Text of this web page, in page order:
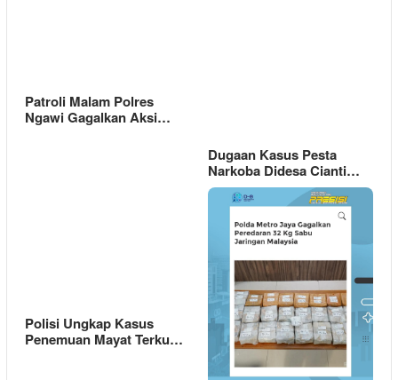
Patroli Malam Polres
Ngawi Gagalkan Aksi…
Dugaan Kasus Pesta
Narkoba Didesa Cianti…
Polisi Ungkap Kasus
Penemuan Mayat Terku…